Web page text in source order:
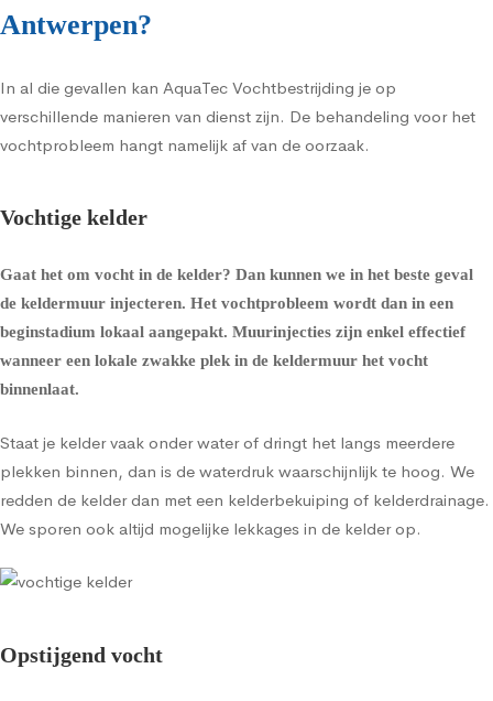
Antwerpen?
In al die gevallen kan AquaTec Vochtbestrijding je op
verschillende manieren van dienst zijn. De behandeling voor het
vochtprobleem hangt namelijk af van de oorzaak.
Vochtige kelder
Gaat het om vocht in de kelder? Dan kunnen we in het beste geval
de keldermuur injecteren. Het vochtprobleem wordt dan in een
beginstadium lokaal aangepakt. Muurinjecties zijn enkel effectief
wanneer een lokale zwakke plek in de keldermuur het vocht
binnenlaat.
Staat je kelder vaak onder water of dringt het langs meerdere
plekken binnen, dan is de waterdruk waarschijnlijk te hoog. We
redden de kelder dan met een kelderbekuiping of kelderdrainage.
We sporen ook altijd mogelijke lekkages in de kelder op.
Opstijgend vocht